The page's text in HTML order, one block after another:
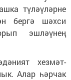
түләүләрне
бергә шәхси
эшләүнең
хезмәт-
Алар һәрчак